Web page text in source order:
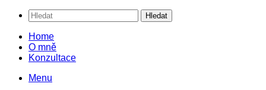
Hledat
Home
O mně
Konzultace
Menu